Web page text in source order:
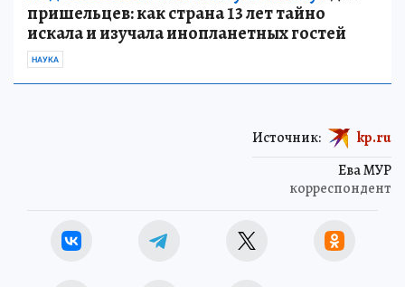
пришельцев: как страна 13 лет тайно
искала и изучала инопланетных гостей
НАУКА
Ева МУР
корреспондент
Источник: kp.ru